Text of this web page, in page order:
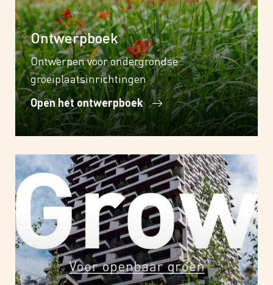
Ontwerpboek
Ontwerpen voor ondergrondse
groeiplaatsinrichtingen
Open het ontwerpboek